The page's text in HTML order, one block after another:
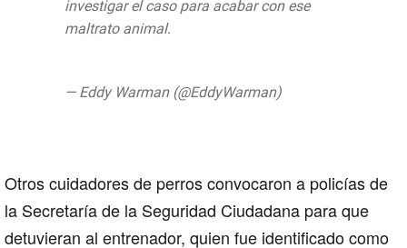
investigar el caso para acabar con ese
maltrato animal.
— Eddy Warman (@EddyWarman)
Otros cuidadores de perros convocaron a policías de
la Secretaría de la Seguridad Ciudadana para que
detuvieran al entrenador, quien fue identificado como